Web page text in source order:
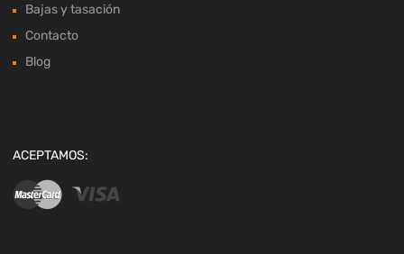
Bajas y tasación
Contacto
Blog
ACEPTAMOS: